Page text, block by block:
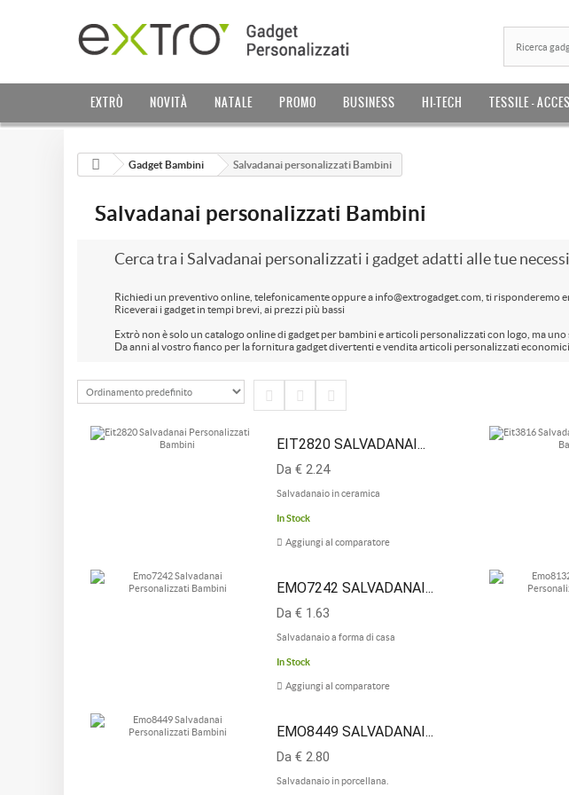
EXTRÒ NOVITÀ NATALE PROMO BUSINESS HI-TECH TESSILE -
Gadget Bambini Salvadanai personalizzati Bambini
Salvadanai personalizzati Bambini
Cerca tra i Salvadanai personalizzati i gadget adatti alle tue
Richiedi un preventivo online, telefonicamente oppure a info@extrogadget.com, ti risponderemo
Riceverai i gadget in tempi brevi, ai prezzi più bassi
Extrò non è solo un catalogo online di gadget per bambini e articoli personalizzati con logo, ma
Da anni al vostro fianco per la fornitura gadget divertenti e vendita articoli personalizzati economici.
EIT2820 SALVADANAI...
Da € 2.24
Salvadanaio in ceramica
In Stock
Aggiungi al comparatore
EMO7242 SALVADANAI...
Da € 1.63
Salvadanaio a forma di casa
In Stock
Aggiungi al comparatore
EMO8449 SALVADANAI...
Da € 2.80
Salvadanaio in porcellana.